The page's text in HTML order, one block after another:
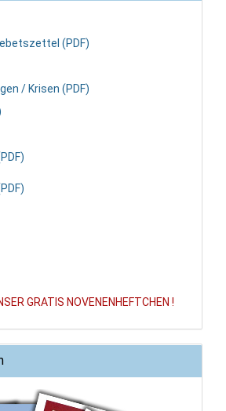
(PDF)
/ Krisen (PDF)
GRATIS NOVENENHEFTCHEN !